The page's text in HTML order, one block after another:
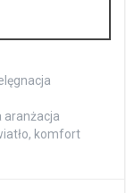
aranżacja
komfort